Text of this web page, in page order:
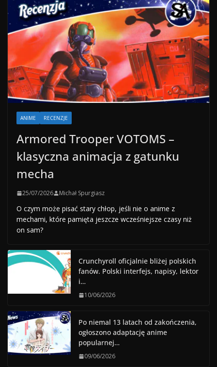
ANIME RECENZJE
Armored Trooper VOTOMS –
klasyczna animacja z gatunku
mecha
25/07/2026 Michał Spurgiasz
O czym może pisać stary chłop, jeśli nie o anime z
mechami, które pamięta jeszcze wcześniejsze czasy niż
on sam?
Crunchyroll oficjalnie bliżej polskich
fanów. Polski interfejs, napisy, lektor
i…
10/06/2026
Po niemal 13 latach od zakończenia,
ogłoszono adaptację anime
popularnej…
09/06/2026